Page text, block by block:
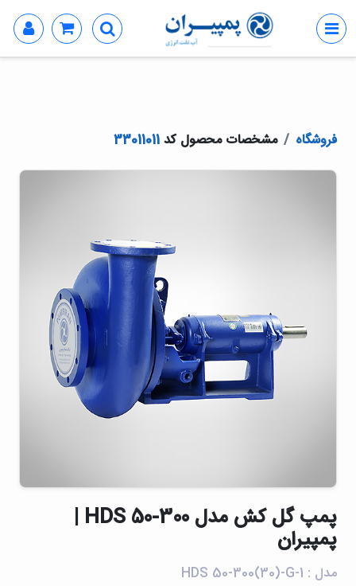
فروشگاه مشخصات محصول کد33011011
پمپ گل كش مدل HDS 50-300 |
پمپیران
مدل : HDS 50-300(30)-G-1